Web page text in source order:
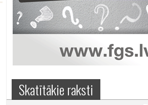
Skatītākie raksti